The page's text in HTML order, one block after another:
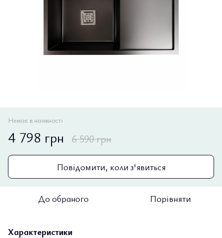
Немає в наявності
4 798 грн 6 590 грн
Повідомити, коли з'явиться
До обраного Порівняти
Характеристики